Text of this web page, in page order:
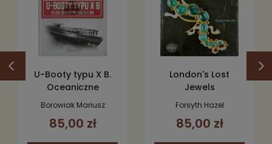
U-Booty typu X B.
Oceaniczne
podwodne
Borowiak Mariusz
85,00 zł
London's Lost
Jewels
Forsyth Hazel
85,00 zł